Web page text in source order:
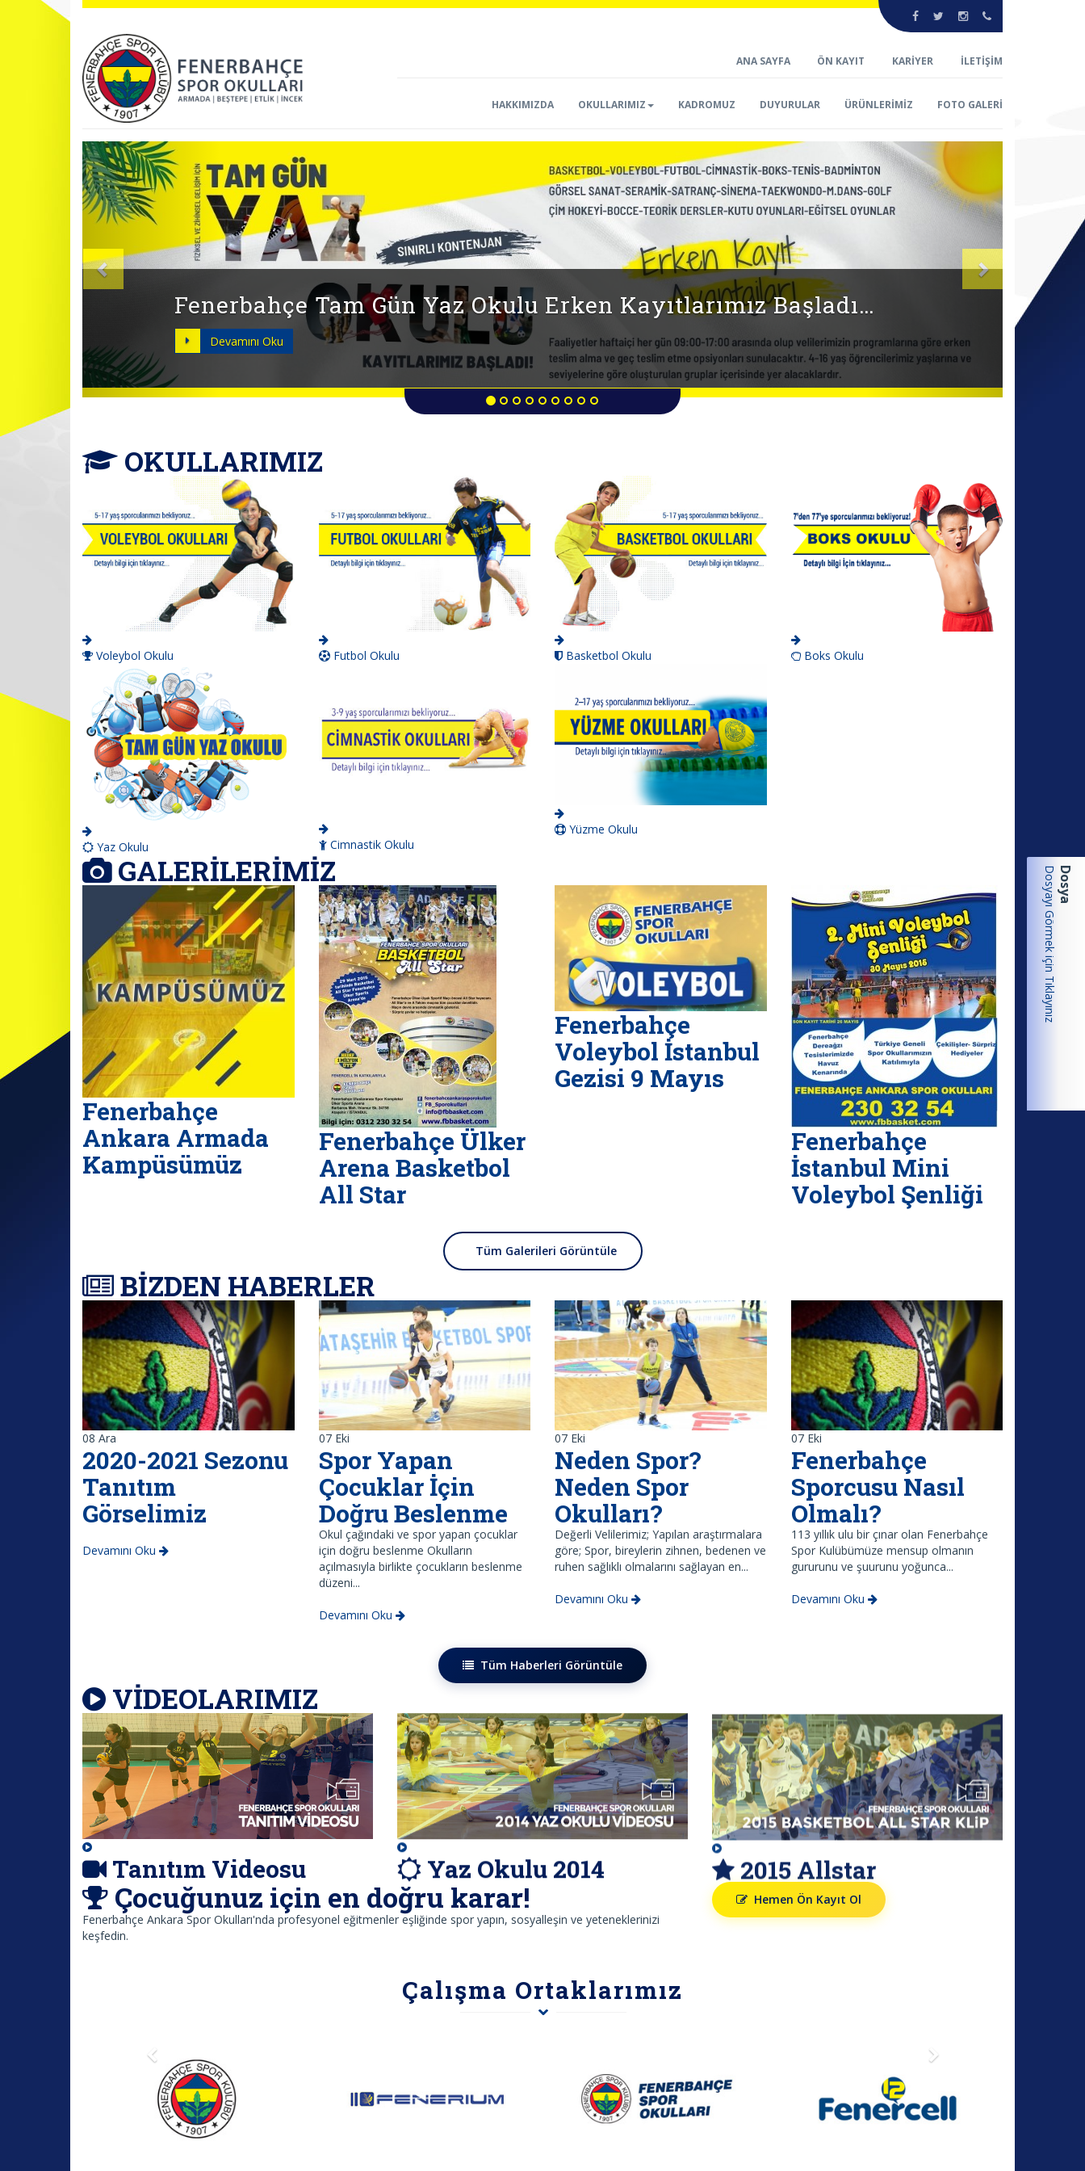
ANA SAYFA ÖN KAYIT KARİYER İLETİŞİM
HAKKIMIZDA OKULLARIMIZ KADROMUZ DUYURULAR ÜRÜNLERİMİZ FOTO GALERİ
BAHAR DÖNEMİ SPOR OKULLARI KAYITLARIMIZ BAŞLADI…
Devamını Oku
Önceki Sonraki
OKULLARIMIZ
Voleybol Okulu Futbol Okulu Basketbol Okulu Boks Okulu
Yaz Okulu Cimnastik Okulu
Yüzme Okulu
GALERİLERİMİZ
Fenerbahçe
Ankara Armada
Kampüsümüz
Fenerbahçe Ülker
Arena Basketbol
All Star
Fenerbahçe
Voleybol İstanbul
Gezisi 9 Mayıs
Fenerbahçe
İstanbul Mini
Voleybol Şenliği
Tüm Galerileri Görüntüle
BİZDEN HABERLER
08 Ara
2020-2021 Sezonu
Tanıtım
Görselimiz
Devamını Oku
07 Eki
Spor Yapan
Çocuklar İçin
Doğru Beslenme
Okul çağındaki ve spor yapan çocuklar
için doğru beslenme Okulların
açılmasıyla birlikte çocukların beslenme
düzeni...
Devamını Oku
07 Eki
Neden Spor?
Neden Spor
Okulları?
Değerli Velilerimiz; Yapılan araştırmalara
göre; Spor, bireylerin zihnen, bedenen ve
ruhen sağlıklı olmalarını sağlayan en...
Devamını Oku
07 Eki
Fenerbahçe
Sporcusu Nasıl
Olmalı?
113 yıllık ulu bir çınar olan Fenerbahçe
Spor Kulübümüze mensup olmanın
gururunu ve şuurunu yoğunca...
Devamını Oku
Tüm Haberleri Görüntüle
VİDEOLARIMIZ
Tanıtım Videosu Yaz Okulu 2014 2015 Allstar
Çocuğunuz için en doğru karar!
Fenerbahçe Ankara Spor Okulları'nda profesyonel eğitmenler eşliğinde spor yapın, sosyalleşin ve yeteneklerinizi
keşfedin.
Hemen Ön Kayıt Ol
Çalışma Ortaklarımız
Dosya
Dosyayı Görmek için Tıklayınız